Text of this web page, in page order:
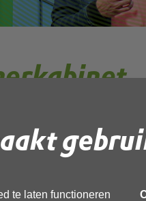
te laten functioneren
te downloaden.